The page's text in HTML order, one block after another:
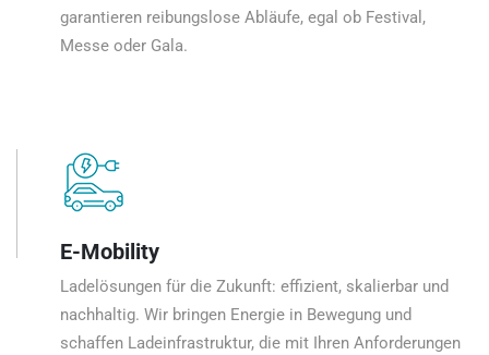
garantieren reibungslose Abläufe, egal ob Festival,
Messe oder Gala.
E-Mobility
Ladelösungen für die Zukunft: effizient, skalierbar und
nachhaltig. Wir bringen Energie in Bewegung und
schaffen Ladeinfrastruktur, die mit Ihren Anforderungen